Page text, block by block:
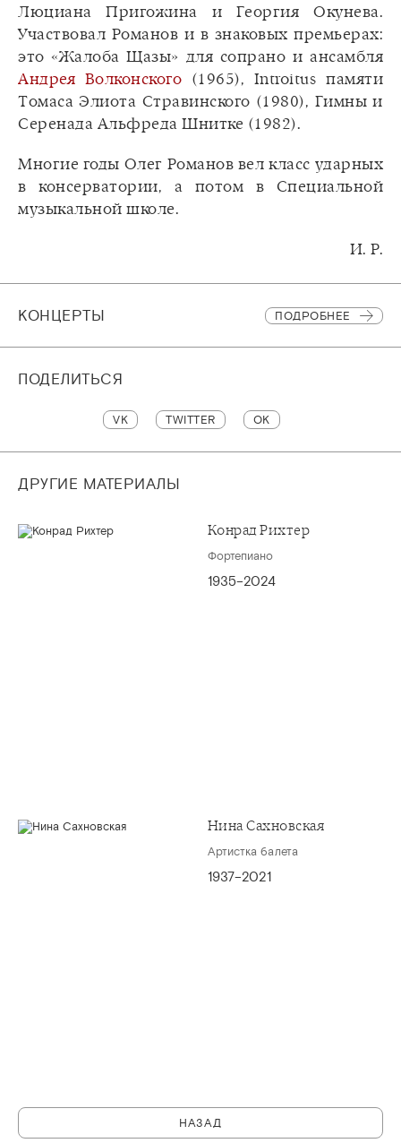
Люциана Пригожина и Георгия Окунева.
Участвовал Романов и в знаковых премьерах:
это «Жалоба Щазы» для сопрано и ансамбля
Андрея Волконского (1965), Introitus памяти
Томаса Элиота Стравинского (1980), Гимны и
Серенада Альфреда Шнитке (1982).
Многие годы Олег Романов вел класс ударных
в консерватории, а потом в Специальной
музыкальной школе.
И. Р.
КОНЦЕРТЫ ПОДРОБНЕЕ
ПОДЕЛИТЬСЯ
VK TWITTER OK
ДРУГИЕ МАТЕРИАЛЫ
Конрад Рихтер
Фортепиано
1935–2024
Нина Сахновская
Артистка балета
1937–2021
НАЗАД